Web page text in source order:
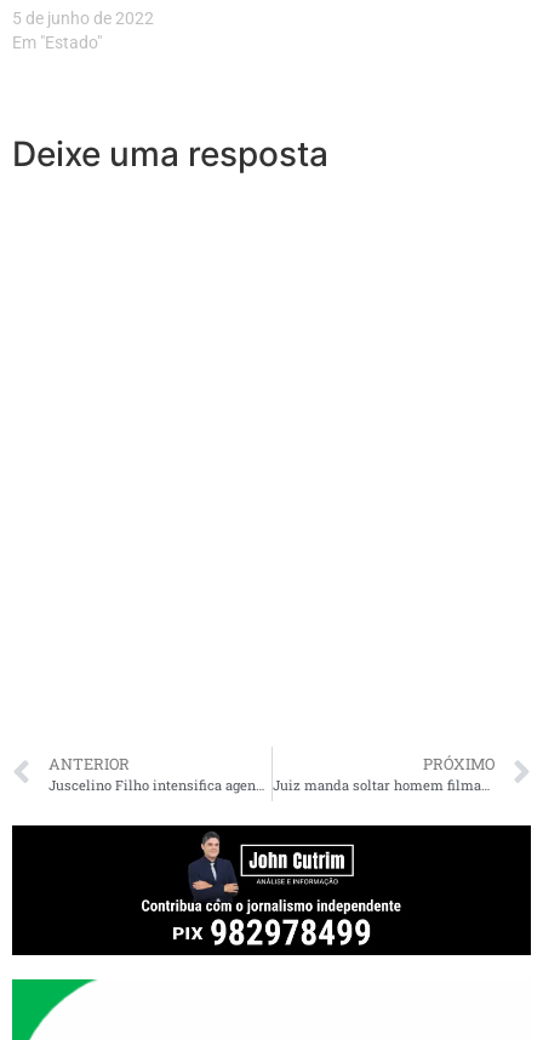
5 de junho de 2022
Em "Estado"
Deixe uma resposta
ANTERIOR
Juscelino Filho intensifica agenda de entregas e diálogos pelo Maranhão
PRÓXIMO
Juiz manda soltar homem filmado agredindo esposa no Maranhão; ele é condenado por homicídio